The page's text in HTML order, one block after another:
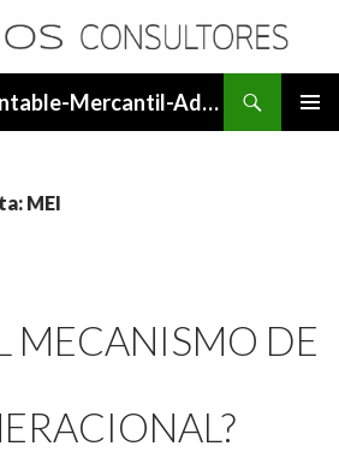
Asesoría Fiscal-Contable-Mercantil-Administrativa.
MEI
MECANISMO DE